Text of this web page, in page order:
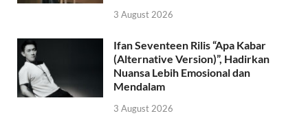
3 August 2026
Ifan Seventeen Rilis “Apa Kabar
(Alternative Version)”, Hadirkan
Nuansa Lebih Emosional dan
Mendalam
3 August 2026